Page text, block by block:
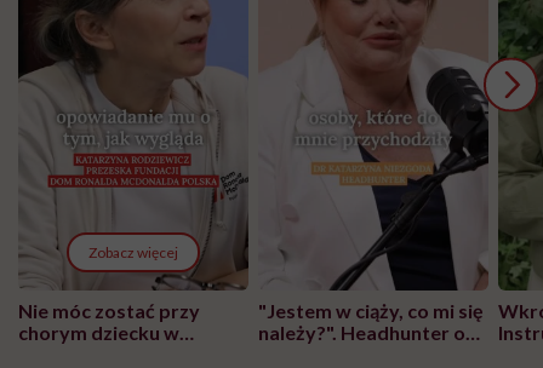
Zobacz więcej
Nie móc zostać przy
chorym dziecku w
"Jestem w ciąży, co mi się
należy?". Headhunter o